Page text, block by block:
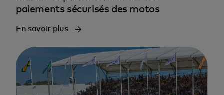
paiements sécurisés des motos
En savoir plus